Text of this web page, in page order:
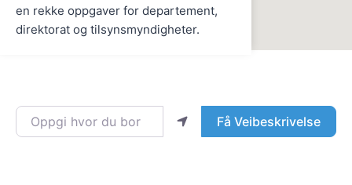
Oppgi hvor du bor Få Veibeskrivelse
en rekke oppgaver for departement,
direktorat og tilsynsmyndigheter.